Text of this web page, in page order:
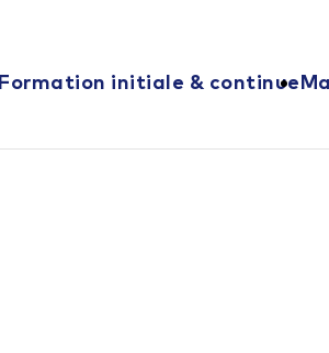
Formation initiale & continue